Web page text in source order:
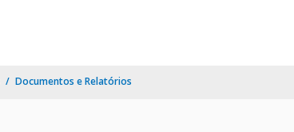
Documentos e Relatórios